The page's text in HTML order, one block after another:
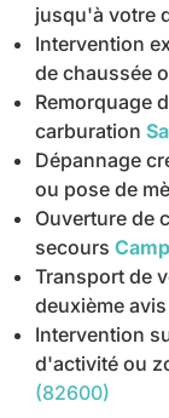
jusqu'à votre
Intervention
de chaussée
Remorquage
carburation
Dépannage
ou pose de
Ouverture de
secours
Transport de
deuxième
Intervention
d'activité ou
(82600)